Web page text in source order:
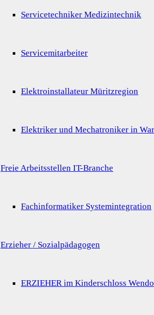
Servicetechniker Medizintechnik
Servicemitarbeiter
Elektroinstallateur Müritzregion
Elektriker und Mechatroniker in
Freie Arbeitsstellen IT-Branche
Fachinformatiker Systemintegration
Erzieher / Sozialpädagogen
ERZIEHER im Kinderschloss